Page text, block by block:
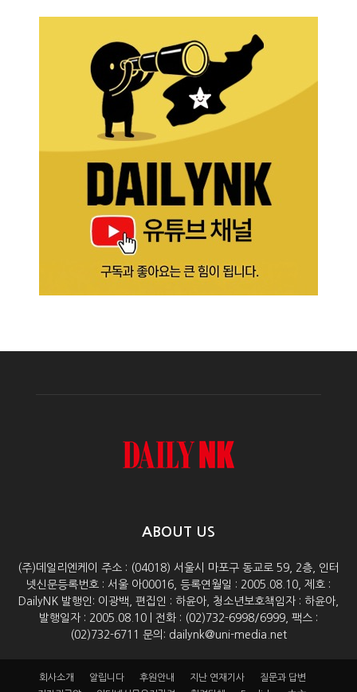
ABOUT US
(주)데일리엔케이 주소 : (04018) 서울시 마포구 동교로 59, 2층, 인터
넷신문등록번호 : 서울 아00016, 등록연월일 : 2005.08.10, 제호 :
DailyNK 발행인: 이광백, 편집인 : 하윤아, 청소년보호책임자 : 하윤아,
발행일자 : 2005.08.10 | 전화 : (02)732-6998/6999, 팩스 :
(02)732-6711 문의: dailynk@uni-media.net
회사소개 알립니다 후원안내 지난 연재기사
질문과 답변